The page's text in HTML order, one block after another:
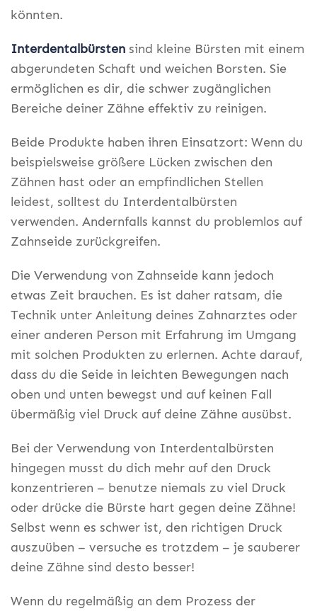
könnten.
Interdentalbürsten sind kleine Bürsten mit einem
abgerundeten Schaft und weichen Borsten. Sie
ermöglichen es dir, die schwer zugänglichen
Bereiche deiner Zähne effektiv zu reinigen.
Beide Produkte haben ihren Einsatzort: Wenn du
beispielsweise größere Lücken zwischen den
Zähnen hast oder an empfindlichen Stellen
leidest, solltest du Interdentalbürsten
verwenden. Andernfalls kannst du problemlos auf
Zahnseide zurückgreifen.
Die Verwendung von Zahnseide kann jedoch
etwas Zeit brauchen. Es ist daher ratsam, die
Technik unter Anleitung deines Zahnarztes oder
einer anderen Person mit Erfahrung im Umgang
mit solchen Produkten zu erlernen. Achte darauf,
dass du die Seide in leichten Bewegungen nach
oben und unten bewegst und auf keinen Fall
übermäßig viel Druck auf deine Zähne ausübst.
Bei der Verwendung von Interdentalbürsten
hingegen musst du dich mehr auf den Druck
konzentrieren – benutze niemals zu viel Druck
oder drücke die Bürste hart gegen deine Zähne!
Selbst wenn es schwer ist, den richtigen Druck
auszuüben – versuche es trotzdem – je sauberer
deine Zähne sind desto besser!
Wenn du regelmäßig an dem Prozess der